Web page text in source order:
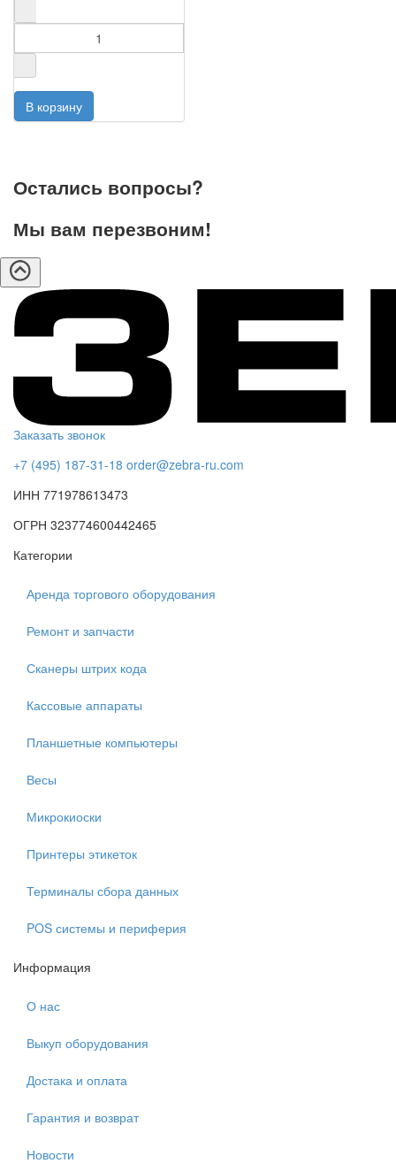
Остались вопросы?
Мы вам перезвоним!
Заказать звонок
+7 (495) 187-31-18 order@zebra-ru.com
ИНН 771978613473
ОГРН 323774600442465
Категории
Аренда торгового оборудования
Ремонт и запчасти
Сканеры штрих кода
Кассовые аппараты
Планшетные компьютеры
Весы
Микрокиоски
Принтеры этикеток
Терминалы сбора данных
POS системы и периферия
Информация
О нас
Выкуп оборудования
Достака и оплата
Гарантия и возврат
Новости